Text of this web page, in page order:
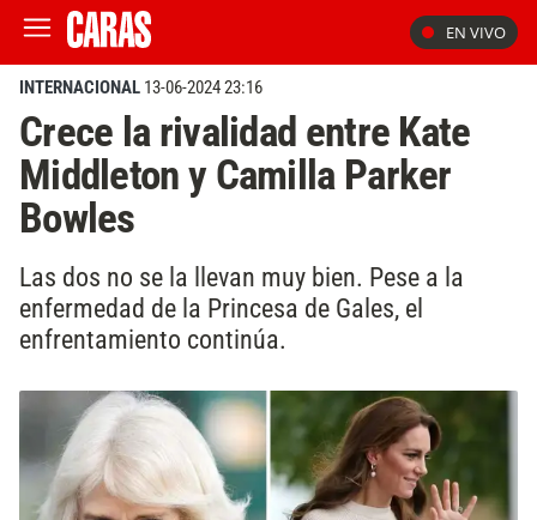
EN VIVO
INTERNACIONAL 13-06-2024 23:16
Crece la rivalidad entre Kate
Middleton y Camilla Parker
Bowles
Las dos no se la llevan muy bien. Pese a la
enfermedad de la Princesa de Gales, el
enfrentamiento continúa.